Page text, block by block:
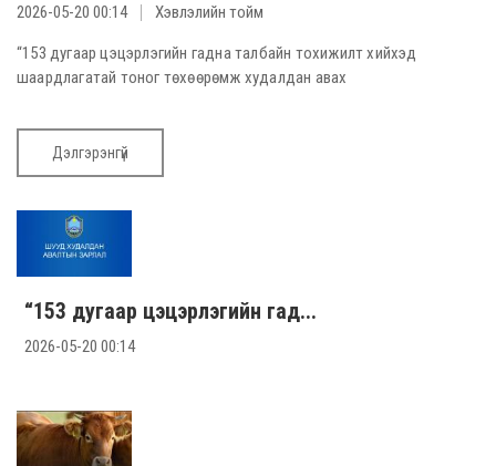
2026-05-20 00:14 Хэвлэлийн тойм
“153 дугаар цэцэрлэгийн гадна талбайн тохижилт хийхэд
шаардлагатай тоног төхөөрөмж худалдан авах
Дэлгэрэнгүй
“153 дугаар цэцэрлэгийн гад...
2026-05-20 00:14